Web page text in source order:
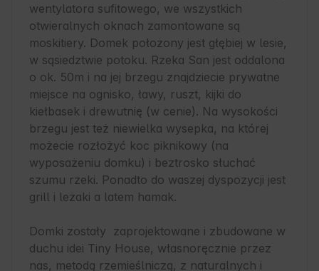
wentylatora sufitowego, we wszystkich
otwieralnych oknach zamontowane są
moskitiery. Domek położony jest głębiej w lesie,
w sąsiedztwie potoku. Rzeka San jest oddalona
o ok. 50m i na jej brzegu znajdziecie prywatne
miejsce na ognisko, ławy, ruszt, kijki do
kiełbasek i drewutnię (w cenie). Na wysokości
brzegu jest też niewielka wysepka, na której
możecie rozłożyć koc piknikowy (na
wyposażeniu domku) i beztrosko słuchać
szumu rzeki. Ponadto do waszej dyspozycji jest
grill i leżaki a latem hamak.
Domki zostały  zaprojektowane i zbudowane w
duchu idei Tiny House, własnoręcznie przez
nas, metodą rzemieślniczą, z naturalnych i